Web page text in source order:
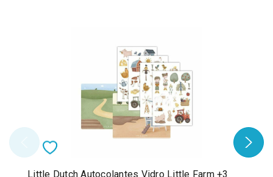
Little Dutch Autocolantes Vidro Little Farm +3